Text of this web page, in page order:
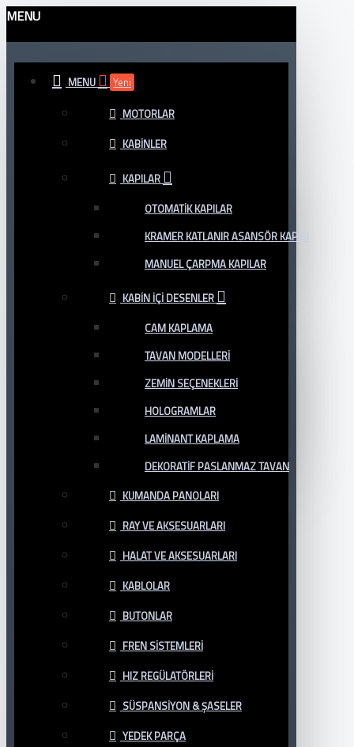
MENU
MENU
Yeni
MOTORLAR
KABINLER
KAPILAR
OTOMATIK KAPILAR
KRAMER KATLANIR ASANSÖR KAPISI
MANUEL ÇARPMA KAPILAR
KABIN İÇI DESENLER
CAM KAPLAMA
TAVAN MODELLERI
ZEMIN SEÇENEKLERI
HOLOGRAMLAR
LAMINANT KAPLAMA
DEKORATIF PASLANMAZ TAVAN
KUMANDA PANOLARI
RAY VE AKSESUARLARI
HALAT VE AKSESUARLARI
KABLOLAR
BUTONLAR
FREN SISTEMLERI
HIZ REGÜLATÖRLERI
SÜSPANSIYON & ŞASELER
YEDEK PARÇA